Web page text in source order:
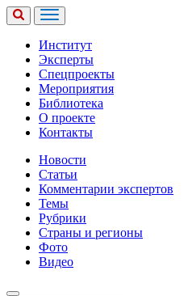
Институт
Эксперты
Спецпроекты
Мероприятия
Библиотека
О проекте
Контакты
Новости
Статьи
Комментарии экспертов
Темы
Рубрики
Страны и регионы
Фото
Видео